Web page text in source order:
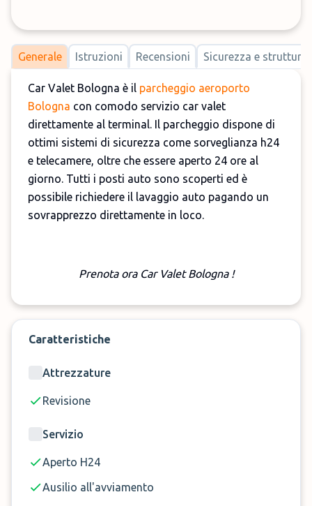
Generale Istruzioni Recensioni Sicurezza e strutture
Car Valet Bologna è il parcheggio aeroporto
Bologna con comodo servizio car valet
direttamente al terminal. Il parcheggio dispone di
ottimi sistemi di sicurezza come sorveglianza h24
e telecamere, oltre che essere aperto 24 ore al
giorno. Tutti i posti auto sono scoperti ed è
possibile richiedere il lavaggio auto pagando un
sovrapprezzo direttamente in loco.
Prenota ora Car Valet Bologna !
Caratteristiche
Attrezzature
Revisione
Servizio
Aperto H24
Ausilio all'avviamento